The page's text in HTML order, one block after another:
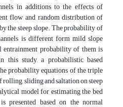
in additions to the effects of
flow, and random distribution of
the steep slope. The probability of
is different form mild slope
entrainment probability of them is
this study, a probabilistic based
probability equations of the triple
sliding and saltation on steep
model for estimating the bed
presented based on the normal